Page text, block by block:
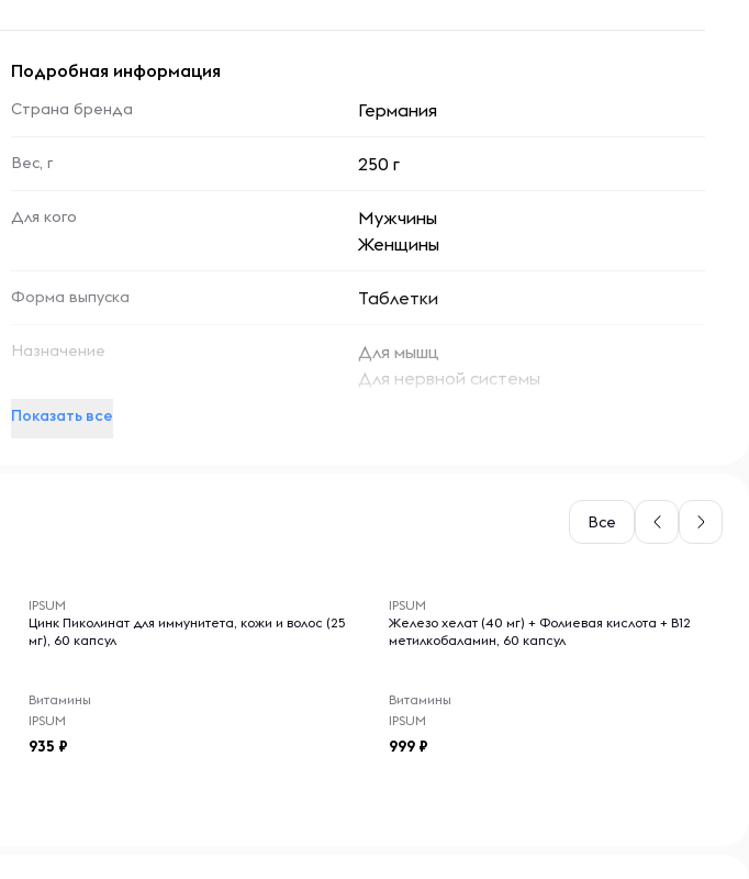
Подробная информация
Страна бренда Германия
Вес, г 250 г
Для кого
Мужчины
Женщины
Форма выпуска Таблетки
Назначение
Для мышц
Для нервной системы
Показать все
Все
IPSUM
Цинк Пиколинат для иммунитета, кожи и волос (25
мг), 60 капсул
Витамины
IPSUM
935
IPSUM
Железо хелат (40 мг) + Фолиевая кислота + B12
метилкобаламин, 60 капсул
Витамины
IPSUM
999